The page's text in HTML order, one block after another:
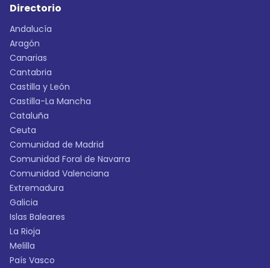
Directorio
Andalucía
Aragón
Canarias
Cantabria
Castilla y León
Castilla-La Mancha
Cataluña
Ceuta
Comunidad de Madrid
Comunidad Foral de Navarra
Comunidad Valenciana
Extremadura
Galicia
Islas Baleares
La Rioja
Melilla
País Vasco